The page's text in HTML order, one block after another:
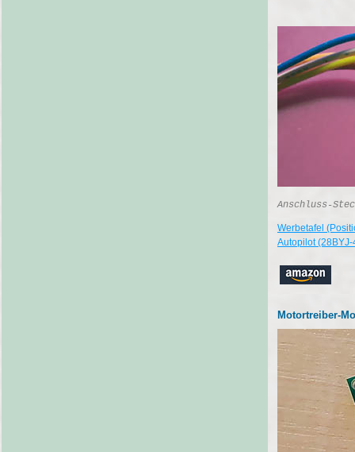
Anschluss-
Werbetafel
Autopilot
Motortreiber-